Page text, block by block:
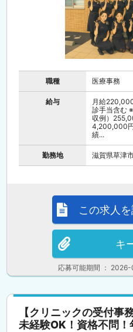
職種 医療事務
給与
月給
診手当含む
収例）
4,200,000
績...
勤務地 滋賀県草津
応募可能期間 ：
この求人
キ
【クリニックの受付事
未経験OK！資格不問！